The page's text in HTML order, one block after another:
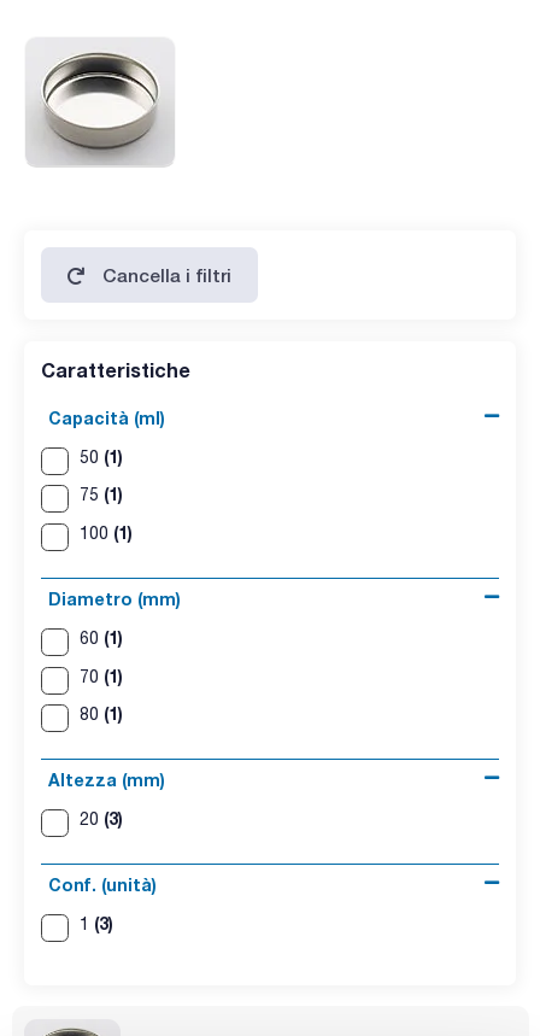
Cancella i filtri
Caratteristiche
Capacità (ml)
50 (1)
75 (1)
100 (1)
Diametro (mm)
60 (1)
70 (1)
80 (1)
Altezza (mm)
20 (3)
Conf. (unità)
1 (3)